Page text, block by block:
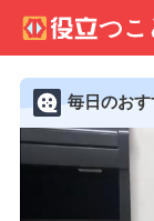
毎日のお